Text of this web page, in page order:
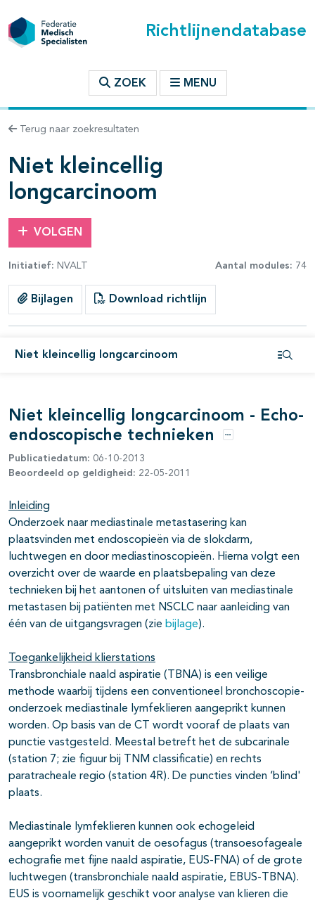
Richtlijnendatabase
ZOEK MENU
Terug naar zoekresultaten
Niet kleincellig
longcarcinoom
VOLGEN
Initiatief: NVALT Aantal modules: 74
Bijlagen Download richtlijn
Niet kleincellig longcarcinoom
binnen deze richtlijn
open- en dichtklappen
open- en dichtklappen
open- en dichtklappen
open- en dichtklappen
open- en dichtklappen
open- en dichtklappen
Niet kleincellig longcarcinoom - Echo-
endoscopische technieken
Opties
Publicatiedatum: 06-10-2013
Beoordeeld op geldigheid: 22-05-2011
Inleiding
Onderzoek naar mediastinale metastasering kan
plaatsvinden met endoscopieën via de slokdarm,
luchtwegen en door mediastinoscopieën. Hierna volgt een
overzicht over de waarde en plaatsbepaling van deze
technieken bij het aantonen of uitsluiten van mediastinale
metastasen bij patiënten met NSCLC naar aanleiding van
één van de uitgangsvragen (zie bijlage).
Toegankelijkheid klierstations
Transbronchiale naald aspiratie (TBNA) is een veilige
methode waarbij tijdens een conventioneel bronchoscopie-
onderzoek mediastinale lymfeklieren aangeprikt kunnen
worden. Op basis van de CT wordt vooraf de plaats van
punctie vastgesteld. Meestal betreft het de subcarinale
(station 7; zie figuur bij TNM classificatie) en rechts
paratracheale regio (station 4R). De puncties vinden ‘blind'
plaats.
Mediastinale lymfeklieren kunnen ook echogeleid
aangeprikt worden vanuit de oesofagus (transoesofageale
echografie met fijne naald aspiratie, EUS-FNA) of de grote
luchtwegen (transbronchiale naald aspiratie, EBUS-TBNA).
EUS is voornamelijk geschikt voor analyse van klieren die